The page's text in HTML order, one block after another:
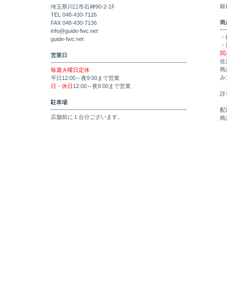
埼玉県川口市石神90-2-1F
TEL 048-430-7126
FAX 048-430-7136
info@guide-fwc.net
guide-fwc.net
営業日
毎週火曜日定休
平日12:00～夜9:00まで営業
日・休日 12:00～夜8:00まで営業
駐車場
店舗前に１台分ございます。
銀
商
関
佐
商
み
詳
配
商